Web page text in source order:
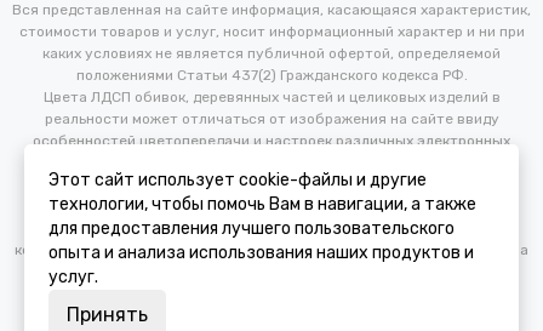
Вся представленная на сайте информация, касающаяся характеристик,
стоимости товаров и услуг, носит информационный характер и ни при
каких условиях не является публичной офертой, определяемой
положениями Статьи 437(2) Гражданского кодекса РФ.
Цвета ЛДСП обивок, деревянных частей и целиковых изделий в
реальности может отличаться от изображения на сайте ввиду
особенностей цветопередачи и настроек различных электронных
изменения в технические и иные характеристики изделий для
улучшения их эксплуатационных и технических параметров без
предварительного уведомления потребителя. Изменение
конфигурации продукта не является основанием для возврата/обмена
Этот сайт использует cookie-файлы и другие
технологии, чтобы помочь Вам в навигации, а также
для предоставления лучшего пользовательского
опыта и анализа использования наших продуктов и
услуг.
Принять